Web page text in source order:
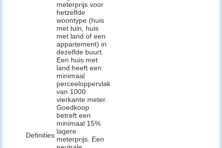
Definities
meterprijs voor
hetzelfde
woontype (huis
met tuin, huis
met land of een
appartement) in
dezelfde buurt.
Een huis met
land heeft een
minimaal
perceeloppervlak
van 1000
vierkante meter.
Goedkoop
betreft een
minimaal 15%
lagere
meterprijs. Een